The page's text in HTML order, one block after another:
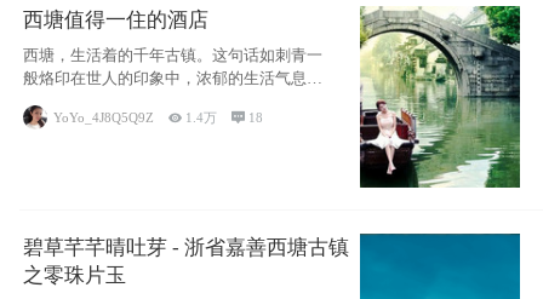
西塘值得一住的酒店
西塘，生活着的千年古镇。这句话如刺青一
般烙印在世人的印象中，浓郁的生活气息，
小桥流水
YoYo_4J8Q5Q9Z  1.4万  18
碧草芊芊晴吐芽 - 浙省嘉善西塘古镇
之零珠片玉